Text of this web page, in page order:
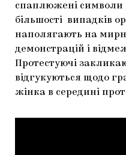
спаплюжені символи
більшості випадків
наполягають на
демонстрацій і
Протестуючі
відгукуються щодо
жінка в середині